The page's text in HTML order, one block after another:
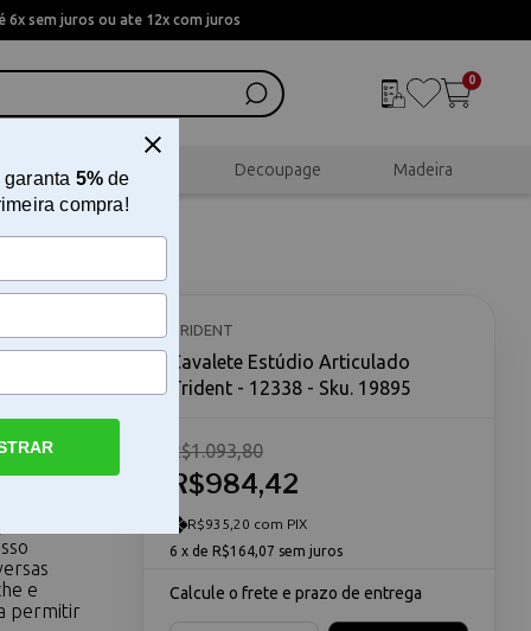
6x sem juros ou ate 12x com juros
0
Scrapbook Decoupage Madeira
-
e
permitir
TRIDENT
Cavalete Estúdio Articulado
Trident - 12338 - Sku. 19895
R$984,42
R$1.093,80
R$935,20 com PIX
6 x de R$164,07 sem juros
Calcule o frete e prazo de entrega
garanta 5%de
compra!